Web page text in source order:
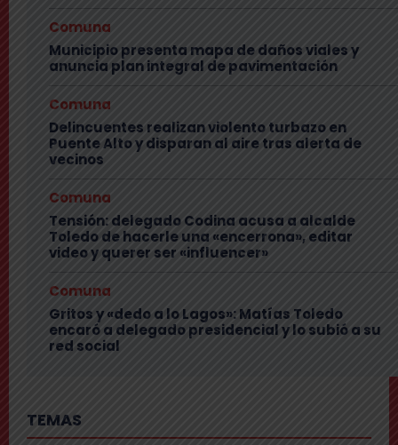
Comuna
Municipio presenta mapa de daños viales y
anuncia plan integral de pavimentación
Comuna
Delincuentes realizan violento turbazo en
Puente Alto y disparan al aire tras alerta de
vecinos
Comuna
Tensión: delegado Codina acusa a alcalde
Toledo de hacerle una «encerrona», editar
video y querer ser «influencer»
Comuna
Gritos y «dedo a lo Lagos»: Matías Toledo
encaró a delegado presidencial y lo subió a su
red social
TEMAS